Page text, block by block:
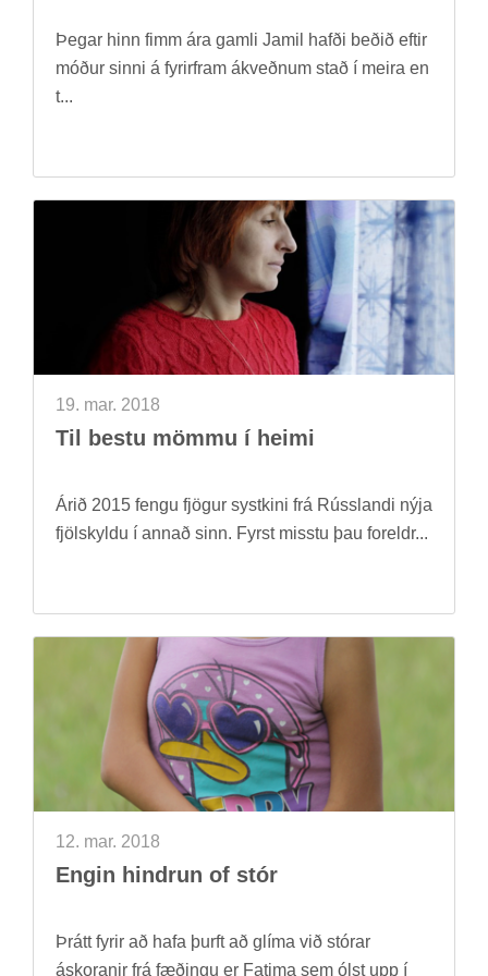
Þeg­ar hinn fimm ára gamli Jamil hafði beð­ið eft­ir
móð­ur sinni á fyr­ir­fram ákveðn­um stað í meira en
t...
19. mar. 2018
Til bestu mömmu í heimi
Árið 2015 fengu fjög­ur systkini frá Rússlandi nýja
fjöl­skyldu í ann­að sinn. Fyrst misstu þau for­eldr...
12. mar. 2018
Eng­in hindr­un of stór
Þrátt fyr­ir að hafa þurft að glíma við stór­ar
áskor­an­ir frá fæð­ingu er Fatima sem ólst upp í